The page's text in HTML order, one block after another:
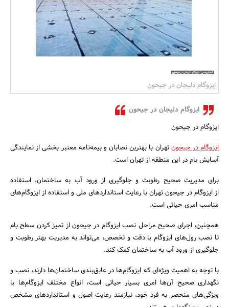
بانک، بیمه و سرمایه
مسکن و ساختمان
ایزوگام دلیجان در جیحون
ایزوگام دلیجان در جیحون
ایزوگام در جیحون
ایزوگام در جیحونتهران با بهترین نصابان و بیمه‌نامه معتبر بخشی از نمایندگی
آسایش بام در این منطقه از تهران است.
برای مدیریت صحیح رطوبت و جلوگیری از ورود آب به ساختمان، استفاده
از ایزوگام در جیحون تهران با رعایت استانداردهای ملی و استفاده از ایزوگام‌های
مناسب امری حیاتی است.
همچنین، اجرای صحیح مراحل نصب ایزوگام در جیحون از تمیز کردن سطح بام
تا نصب رول‌های ایزوگام با دقت و تخصص، می‌تواند به مدیریت بهتر رطوبت و
جلوگیری از ورود آب به ساختمان کمک کند.
با توجه به اهمیت ویژه‌ای که ایزوگام‌ها در عایق‌بندی ساختمان‌ها دارند، نصب و
نگهداری صحیح آن‌ها امری بسیار حیاتی است، انواع مختلف ایزوگام‌ها با
ویژگی‌های منحصر به فرد خود، نیازمند رعایت اصول و استانداردهای مشخص